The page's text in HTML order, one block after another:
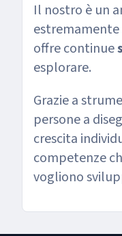
Il nostro è un
estremamente
offre continue
esplorare.
Grazie a
persone a
crescita
competenze
vogliono